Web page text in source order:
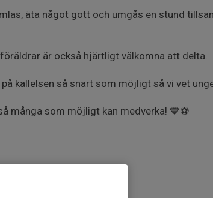
äta något gott och umgås en stund
är också hjärtligt välkomna att delta.
på kallelsen så snart som möjligt så vi vet
många som möjligt kan medverka! 💙⚽️